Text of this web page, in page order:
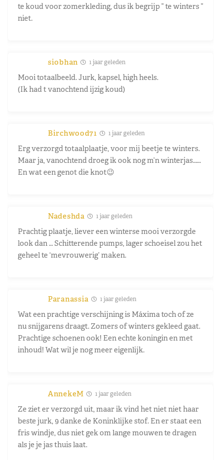
te koud voor zomerkleding, dus ik begrijp ” te winters ”
niet.
siobhan 1 jaar geleden
Mooi totaalbeeld. Jurk, kapsel, high heels.
(Ik had t vanochtend ijzig koud)
Birchwood71 1 jaar geleden
Erg verzorgd totaalplaatje, voor mij beetje te winters.
Maar ja, vanochtend droeg ik ook nog m’n winterjas……
En wat een genot die knot😉
Nadeshda 1 jaar geleden
Prachtig plaatje, liever een winterse mooi verzorgde
look dan … Schitterende pumps, lager schoeisel zou het
geheel te ‘mevrouwerig’ maken.
Paranassia 1 jaar geleden
Wat een prachtige verschijning is Máxima toch of ze
nu snijgarens draagt. Zomers of winters gekleed gaat.
Prachtige schoenen ook! Een echte koningin en met
inhoud! Wat wil je nog meer eigenlijk.
AnnekeM 1 jaar geleden
Ze ziet er verzorgd uit, maar ik vind het niet niet haar
beste jurk, 9 danke de Koninklijke stof. En er staat een
fris windje, dus niet gek om lange mouwen te dragen
als je je jas thuis laat.